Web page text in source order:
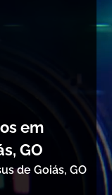
em
GO
de Goiás, GO